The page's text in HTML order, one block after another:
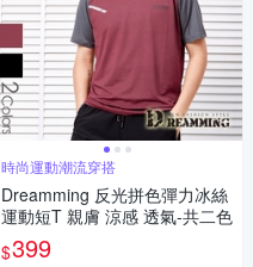
時尚運動潮流穿搭
Dreamming 反光拼色彈力冰絲
運動短T 親膚 涼感 透氣-共二色
$399